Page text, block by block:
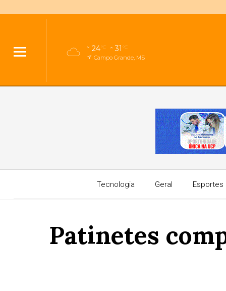
24°C 31 °C
Campo Grande, MS
Tecnologia Geral Esportes
Patinetes